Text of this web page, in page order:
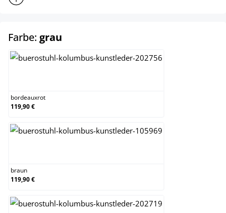
Farbe: grau
bordeauxrot
119,90 €
braun
119,90 €